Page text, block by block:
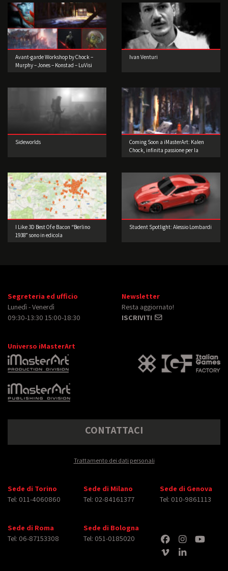
Avant-garde Workshop by Chock –
Murphy – Jones – Konstad – LuVisi
Ivan Venturi
Sideworlds
Coming Soon a iMasterArt: Kalen
Chock, infinita passione per la
I Like 3D Best Of e Bacon “Berlino
1938” sono in edicola
Student Spotlight: Alessio Lombardi
Segreteria ed ufficio
Lunedì - Venerdì
09:30-13:30 15:00-18:30
Newsletter
Resta aggiornato!
ISCRIVITI
Universo iMasterArt
CONTATTACI
Trattamento dei dati personali
Sede di Torino
Tel: 011-4060860
Sede di Milano
Tel: 02-84161377
Sede di Genova
Tel: 010-9861113
Sede di Roma
Tel: 06-87153308
Sede di Bologna
Tel: 051-0185020